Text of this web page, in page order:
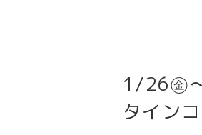
1/26㊎
タイン